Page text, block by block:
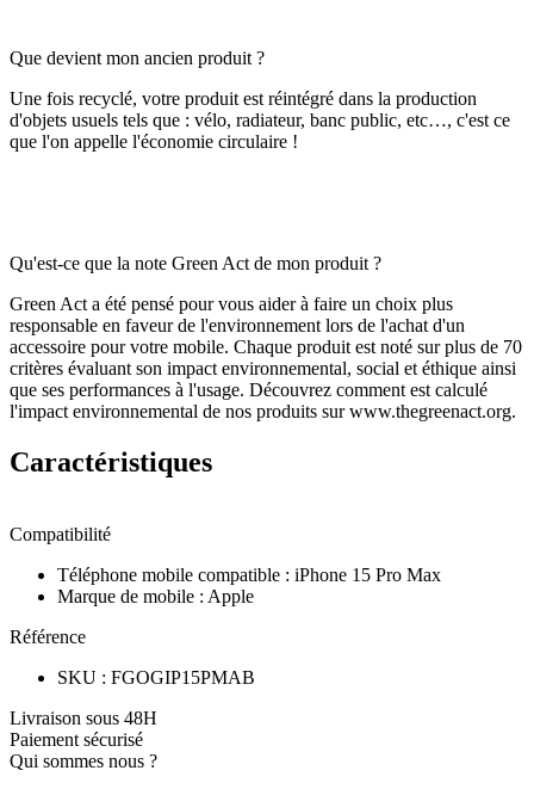
Que devient mon ancien produit ?
Une fois recyclé, votre produit est réintégré dans la production
d'objets usuels tels que : vélo, radiateur, banc public, etc…, c'est ce
que l'on appelle l'économie circulaire !
Qu'est-ce que la note Green Act de mon produit ?
Green Act a été pensé pour vous aider à faire un choix plus
responsable en faveur de l'environnement lors de l'achat d'un
accessoire pour votre mobile. Chaque produit est noté sur plus de 70
critères évaluant son impact environnemental, social et éthique ainsi
que ses performances à l'usage. Découvrez comment est calculé
l'impact environnemental de nos produits sur www.thegreenact.org.
Caractéristiques
Compatibilité
Téléphone mobile compatible : iPhone 15 Pro Max
Marque de mobile : Apple
Référence
SKU : FGOGIP15PMAB
Livraison sous 48H
Paiement sécurisé
Qui sommes nous ?